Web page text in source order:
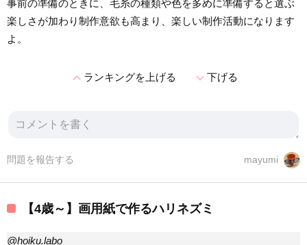
事前の準備のときに、毛糸の種類や色を多めに準備すると選ぶ
楽しさが加わり制作意欲も高まり、楽しい制作活動になります
よ。
expand_lessランキングを上げる expand_more下げる
mayumi
問題を報告する
【4歳～】画用紙で作るハリネズミ
@hoiku.labo